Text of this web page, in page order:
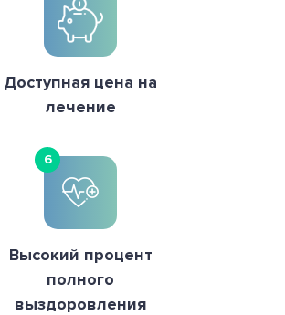
Доступная цена на
лечение
6
Высокий процент
полного
выздоровления